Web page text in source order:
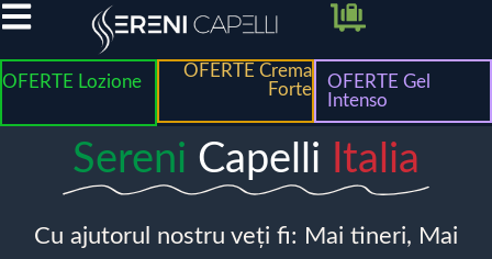
OFERTE Lozione
OFERTE Crema
Forte
OFERTE Gel
Intenso
Sereni Capelli Italia
Cu ajutorul nostru veți fi: Mai tineri, Mai